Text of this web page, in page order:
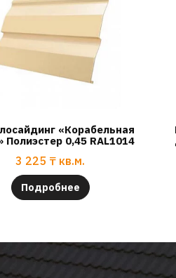
«Корабельная
Полиэстер 0,45 RAL1014
3 225 ₸ кв.м.
Подробнее